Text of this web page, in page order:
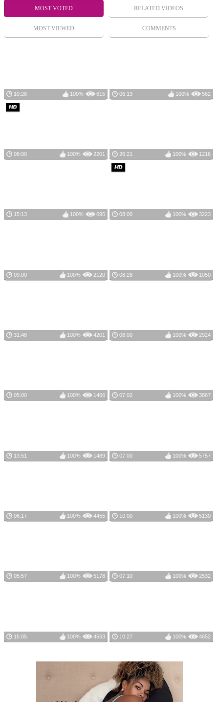
MOST VOTED RELATED VIDEOS
MOST VIEWED COMMENTS
10:28 615
100% 06:13 562
100%
08:00 2201
100% 26:21 1216
100%
15:13 695
100% 08:00 3223
100%
09:00 2120
100% 08:28 1050
100%
31:48 4201
100% 08:00 2924
100%
05:00 1466
100% 07:02 3867
100%
13:51 1489
100% 07:00 5757
100%
06:17 4455
100% 10:00 5130
100%
05:57 5178
100% 07:10 2532
100%
15:05 4563
100% 10:27 4652
100%